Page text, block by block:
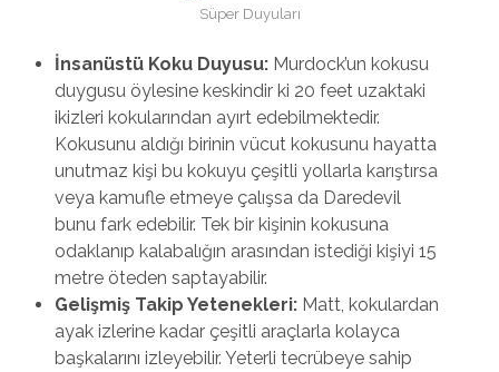
Süper Duyuları
İnsanüstü Koku Duyusu: Murdock’un kokusu
duygusu öylesine keskindir ki 20 feet uzaktaki
ikizleri kokularından ayırt edebilmektedir.
Kokusunu aldığı birinin vücut kokusunu hayatta
unutmaz kişi bu kokuyu çeşitli yollarla karıştırsa
veya kamufle etmeye çalışsa da Daredevil
bunu fark edebilir. Tek bir kişinin kokusuna
odaklanıp kalabalığın arasından istediği kişiyi 15
metre öteden saptayabilir.
Gelişmiş Takip Yetenekleri:Matt, kokulardan
ayak izlerine kadar çeşitli araçlarla kolayca
başkalarını izleyebilir. Yeterli tecrübeye sahip